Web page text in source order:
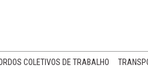
COLETIVOS DE TRABALHO